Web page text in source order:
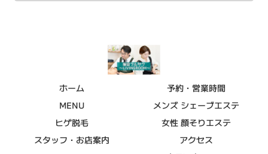
ホーム
予約・営業時間
MENU
メンズ シェーブエステ
ヒゲ脱毛
女性 顔そりエステ
スタッフ・お店案内
アクセス